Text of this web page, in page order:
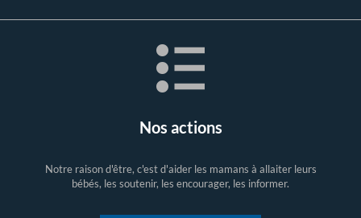
Nos actions
Notre raison d'être, c'est d'aider les mamans à allaiter leurs
bébés, les soutenir, les encourager, les informer.